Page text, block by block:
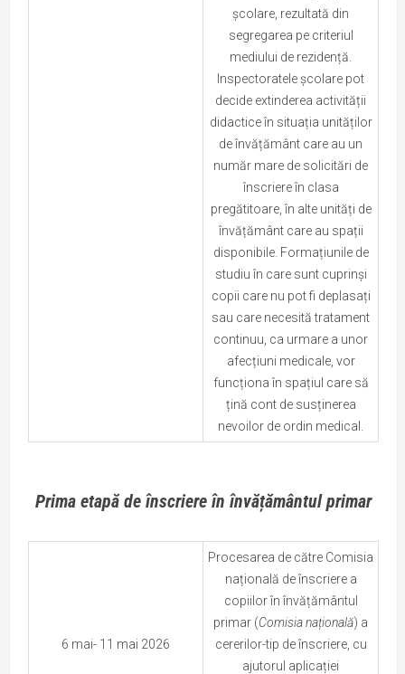
școlare, rezultată din
segregarea pe criteriul
mediului de rezidență.
Inspectoratele școlare pot
decide extinderea activității
didactice în situația unităților
de învățământ care au un
număr mare de solicitări de
înscriere în clasa
pregătitoare, în alte unități de
învățământ care au spații
disponibile. Formațiunile de
studiu în care sunt cuprinși
copii care nu pot fi deplasați
sau care necesită tratament
continuu, ca urmare a unor
afecțiuni medicale, vor
funcționa în spațiul care să
țină cont de susținerea
nevoilor de ordin medical.
Prima etapă de înscriere în învățământul primar
6 mai- 11 mai 2026
Procesarea de către Comisia
națională de înscriere a
copiilor în învățământul
primar (Comisia națională) a
cererilor-tip de înscriere, cu
ajutorul aplicației